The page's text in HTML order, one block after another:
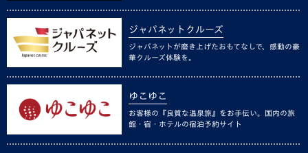
ジャパネットクルーズ
ジャパネットが磨き上げたおもてなしで、感動の豪
華クルーズ体験を。
ゆこゆこ
お客様の『良質な温泉旅』をお手伝い。国内の旅
館・宿・ホテルの宿泊予約サイト